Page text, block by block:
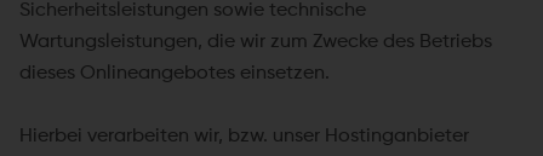
Sicherheitsleistungen sowie technische
Wartungsleistungen, die wir zum Zwecke des Betriebs
dieses Onlineangebotes einsetzen.
Hierbei verarbeiten wir, bzw. unser Hostinganbieter